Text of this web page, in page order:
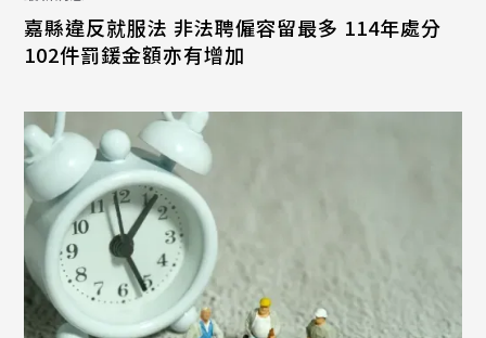
嘉縣違反就服法 非法聘僱容留最多 114年處分
102件罰鍰金額亦有增加